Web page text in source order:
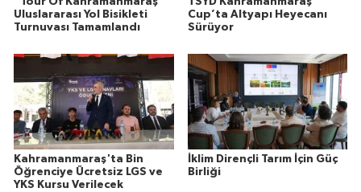
Uluslararası Yol Bisikleti
Turnuvası Tamamlandı
Cup’ta Altyapı Heyecanı
Sürüyor
Kahramanmaraş'ta Bin
Öğrenciye Ücretsiz LGS ve
YKS Kursu Verilecek
İklim Dirençli Tarım İçin Güç
Birliği